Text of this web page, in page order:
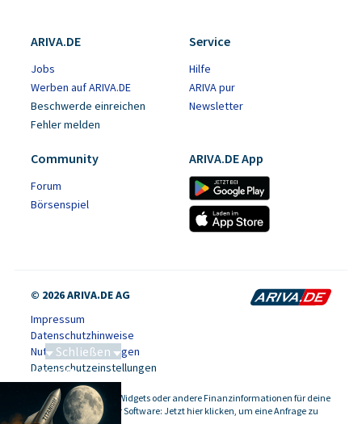
ARIVA.DE
Jobs
Werben auf ARIVA.DE
Beschwerde einreichen
Fehler melden
Service
Hilfe
ARIVA pur
Newsletter
Community
Forum
Börsenspiel
ARIVA.DE App
© 2026 ARIVA.DE AG
Impressum
Datenschutzhinweise
Nutzungsbedingungen
Datenschutzeinstellungen
-
Kursdaten, Widgets oder andere Finanzinformationen für deine
Website oder Software: Jetzt hier klicken, um eine Anfrage zu
Schließen
Saga bei 0,53 CAD